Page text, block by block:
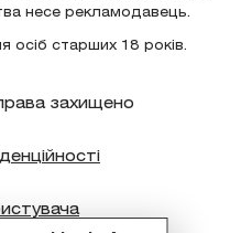
несе рекламодавець.
осіб старших 18 років.
захищено